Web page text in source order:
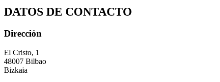
DATOS DE CONTACTO
Dirección
El Cristo, 1
48007 Bilbao
Bizkaia